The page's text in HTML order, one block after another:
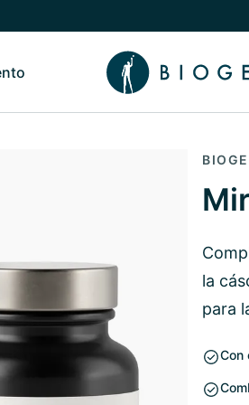
NosotrosAlternar submenú de Conocimiento
la
para
Con